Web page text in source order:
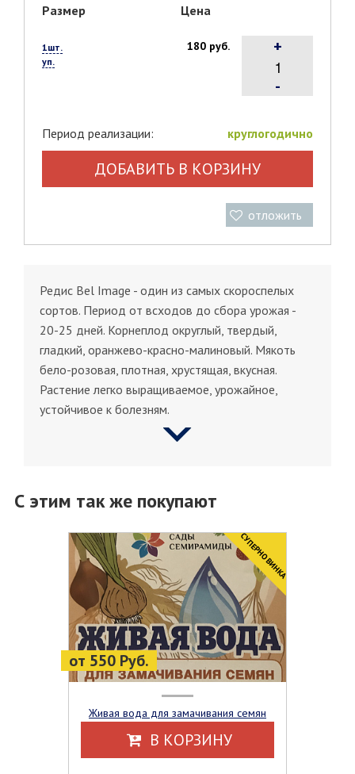
Размер Цена
1шт.
уп.
180 руб.
-
+
Период реализации: круглогодично
ДОБАВИТЬ В КОРЗИНУ
отложить
Редис Bel Image - один из самых скороспелых
сортов. Период от всходов до сбора урожая -
20-25 дней. Корнеплод округлый, твердый,
гладкий, оранжево-красно-малиновый. Мякоть
бело-розовая, плотная, хрустящая, вкусная.
Растение легко выращиваемое, урожайное,
устойчивое к болезням.
С этим так же покупают
от 550 Руб.
CУПЕРНОВИНКА
Живая вода для замачивания семян
В КОРЗИНУ